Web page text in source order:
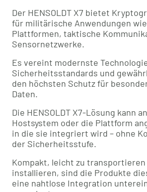
Der HENSOLDT X7 bietet
für militärische Anwendungen
Plattformen, taktische
Sensornetzwerke.
Es vereint modernste
Sicherheitsstandards und
den höchsten Schutz für
Daten.
Die HENSOLDT X7-Lösung kann
Hostsystem oder die Plattform
in die sie integriert wird – ohne
der Sicherheitsstufe.
Kompakt, leicht zu transportieren
installieren, sind die Produkte
eine nahtlose Integration